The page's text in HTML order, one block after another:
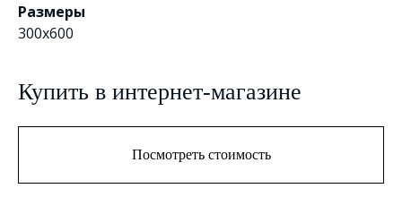
Размеры
300x600
Купить в интернет-магазине
Посмотреть стоимость